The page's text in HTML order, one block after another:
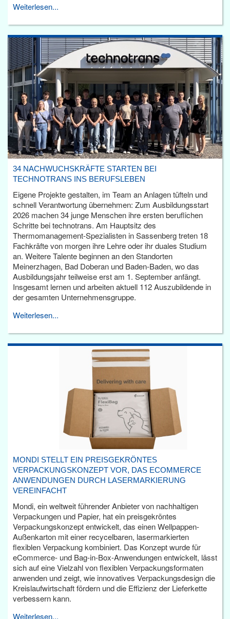
Weiterlesen...
34 NACHWUCHSKRÄFTE STARTEN BEI
TECHNOTRANS INS BERUFSLEBEN
Eigene Projekte gestalten, im Team an Anlagen tüfteln und
schnell Verantwortung übernehmen: Zum Ausbildungsstart
2026 machen 34 junge Menschen ihre ersten beruflichen
Schritte bei technotrans. Am Hauptsitz des
Thermomanagement-Spezialisten in Sassenberg treten 18
Fachkräfte von morgen ihre Lehre oder ihr duales Studium
an. Weitere Talente beginnen an den Standorten
Meinerzhagen, Bad Doberan und Baden-Baden, wo das
Ausbildungsjahr teilweise erst am 1. September anfängt.
Insgesamt lernen und arbeiten aktuell 112 Auszubildende in
der gesamten Unternehmensgruppe.
Weiterlesen...
MONDI STELLT EIN PREISGEKRÖNTES
VERPACKUNGSKONZEPT VOR, DAS ECOMMERCE
ANWENDUNGEN DURCH LASERMARKIERUNG
VEREINFACHT
Mondi, ein weltweit führender Anbieter von nachhaltigen
Verpackungen und Papier, hat ein preisgekröntes
Verpackungskonzept entwickelt, das einen Wellpappen-
Außenkarton mit einer recycelbaren, lasermarkierten
flexiblen Verpackung kombiniert. Das Konzept wurde für
eCommerce- und Bag-in-Box-Anwendungen entwickelt, lässt
sich auf eine Vielzahl von flexiblen Verpackungsformaten
anwenden und zeigt, wie innovatives Verpackungsdesign die
Kreislaufwirtschaft fördern und die Effizienz der Lieferkette
verbessern kann.
Weiterlesen...